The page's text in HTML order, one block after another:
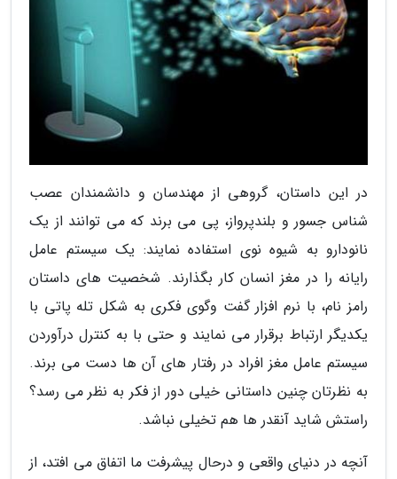
در این داستان، گروهی از مهندسان و دانشمندان عصب
شناس جسور و بلندپرواز، پی می برند که می توانند از یک
نانودارو به شیوه نوی استفاده نمایند: یک سیستم عامل
رایانه را در مغز انسان کار بگذارند. شخصیت های داستان
رامز نام، با نرم افزار گفت وگوی فکری به شکل تله پاتی با
یکدیگر ارتباط برقرار می نمایند و حتی با به کنترل درآوردن
سیستم عامل مغز افراد در رفتار های آن ها دست می برند.
به نظرتان چنین داستانی خیلی دور از فکر به نظر می رسد؟
راستش شاید آنقدر ها هم تخیلی نباشد.
آنچه در دنیای واقعی و درحال پیشرفت ما اتفاق می افتد، از